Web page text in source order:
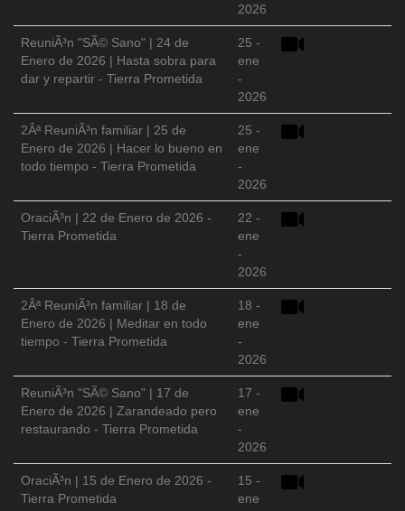
2026
ReuniÃ³n "SÃ© Sano" | 24 de
Enero de 2026 | Hasta sobra para
dar y repartir - Tierra Prometida
25 -
ene
-
2026
2Âª ReuniÃ³n familiar | 25 de
Enero de 2026 | Hacer lo bueno en
todo tiempo - Tierra Prometida
25 -
ene
-
2026
OraciÃ³n | 22 de Enero de 2026 -
Tierra Prometida
22 -
ene
-
2026
2Âª ReuniÃ³n familiar | 18 de
Enero de 2026 | Meditar en todo
tiempo - Tierra Prometida
18 -
ene
-
2026
ReuniÃ³n "SÃ© Sano" | 17 de
Enero de 2026 | Zarandeado pero
restaurando - Tierra Prometida
17 -
ene
-
2026
OraciÃ³n | 15 de Enero de 2026 -
Tierra Prometida
15 -
ene